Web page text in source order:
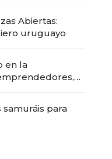
Abiertas:
uruguayo
en la
samuráis para